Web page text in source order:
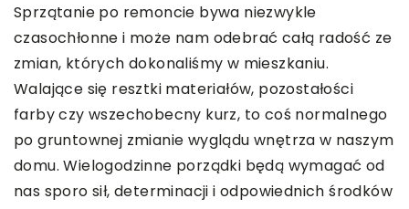
Sprzątanie po remoncie bywa niezwykle
czasochłonne i może nam odebrać całą radość ze
zmian, których dokonaliśmy w mieszkaniu.
Walające się resztki materiałów, pozostałości
farby czy wszechobecny kurz, to coś normalnego
po gruntownej zmianie wyglądu wnętrza w naszym
domu. Wielogodzinne porządki będą wymagać od
nas sporo sił, determinacji i odpowiednich środków